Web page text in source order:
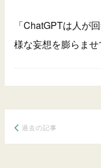
「ChatGPTは人が
様な妄想を膨らませ
投過去の記事